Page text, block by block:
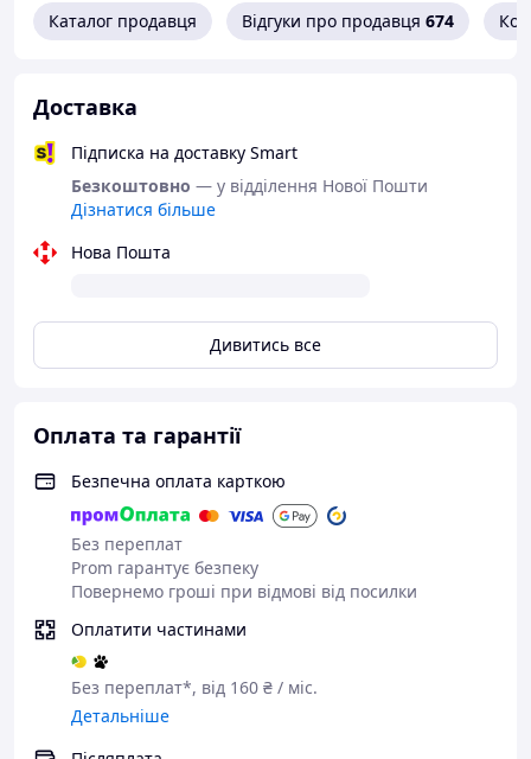
Каталог продавця Відгуки про продавця 674
Доставка
Підписка на доставку Smart
Безкоштовно — у відділення Нової Пошти
Дізнатися більше
Нова Пошта
Дивитись все
Оплата та гарантії
Безпечна оплата карткою
Без переплат
Prom гарантує безпеку
Повернемо гроші при відмові від посилки
Оплатити частинами
Без переплат*, від 160 ₴ / міс.
Детальніше